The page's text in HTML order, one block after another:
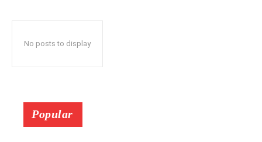
No posts to display
Popular